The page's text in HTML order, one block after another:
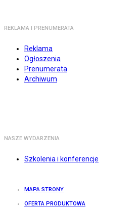
REKLAMA I PRENUMERATA
Reklama
Ogłoszenia
Prenumerata
Archiwum
NASZE WYDARZENIA
Szkolenia i konferencje
MAPA STRONY
OFERTA PRODUKTOWA